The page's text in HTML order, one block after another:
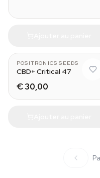
POSITRONICS SEEDS
CBD+ Critical 47
€ 30,00